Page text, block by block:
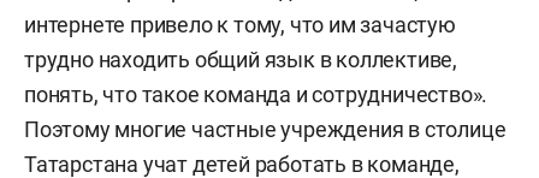
интернете привело к тому, что им зачастую
трудно находить общий язык в коллективе,
понять, что такое команда и сотрудничество».
Поэтому многие частные учреждения в столице
Татарстана учат детей работать в команде,